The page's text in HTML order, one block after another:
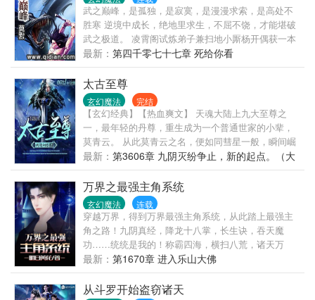
武之巅峰，是孤独，是寂寞，是漫漫求索，是高处不
胜寒 逆境中成长，绝地里求生，不屈不饶，才能堪破
武之极道。 凌霄阁试炼弟子兼扫地小厮杨开偶获一本
无字黑书，从此踏上漫漫武道。 ****************** 友情
提示：这是一个持久的男人的故事，这也是一个淫者
见淫，智者见智的故事。 做男人，当持久！
***************** 新书上传，各种求啊！
最新： 第四千零七十七章 死给你看
太古至尊
玄幻魔法 完结
【玄幻经典】【热血爽文】 天魂大陆上九大至尊之
一，最年轻的丹尊，重生成为一个普通世家的小辈，
莫青云。 从此莫青云之名，便如同彗星一般，瞬间崛
起在天魂大陆，超越一个个大家族、大宗派的天才。
至尊重生，装逼打脸吃老虎、杀人得宝泡美女，一样
的热血，不一样的崛起之路。 书友聊天群： ；书友订
阅群：
最新： 第3606章 九阴灭纷争止，新的起点。（大
结局）
万界之最强主角系统
玄幻魔法 连载
穿越万界，得到万界最强主角系统，从此踏上最强主
角之路！九阴真经，降龙十八掌，长生诀，吞天魔
功……统统是我的！称霸四海，横扫八荒，诸天万
界，唯我独尊！
最新： 第1670章 进入乐山大佛
从斗罗开始盗窃诸天